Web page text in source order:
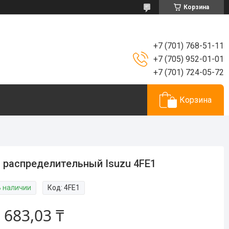
Корзина
+7 (701) 768-51-11
+7 (705) 952-01-01
+7 (701) 724-05-72
Корзина
распределительный Isuzu 4FE1
наличии Код:4FE1
₸